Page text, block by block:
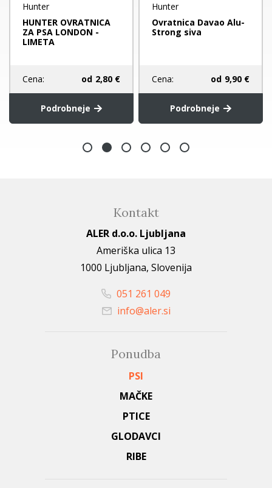
Hunter
HUNTER OVRATNICA
ZA PSA LONDON -
LIMETA
Cena: od 2,80 €
Podrobneje
Hunter
Ovratnica Davao Alu-
Strong siva
Cena: od 9,90 €
Podrobneje
Kontakt
ALER d.o.o. Ljubljana
Ameriška ulica 13
1000 Ljubljana, Slovenija
051 261 049
info@aler.si
Ponudba
PSI
MAČKE
PTICE
GLODAVCI
RIBE